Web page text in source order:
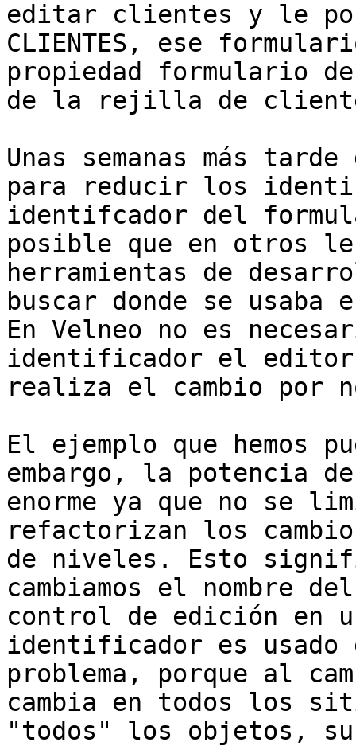
editar clientes y le
CLIENTES, ese
propiedad formulario
de la rejilla de
Unas semanas más
para reducir los
identifcador del
posible que en otros
herramientas de
buscar donde se
En Velneo no es
identificador el editor
realiza el cambio por
El ejemplo que hemos
embargo, la potencia
enorme ya que no se
refactorizan los
de niveles. Esto
cambiamos el nombre
control de edición en
identificador es usado
problema, porque al
cambia en todos los
"todos" los objetos,